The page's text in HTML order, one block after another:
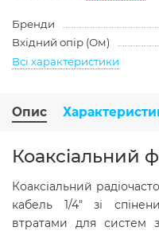
Бренди
Вхідний опір (Ом)
Всі характеристики
Опис
Коаксіальний
Коаксіальний
кабель 1/4" зі
втратами для систем